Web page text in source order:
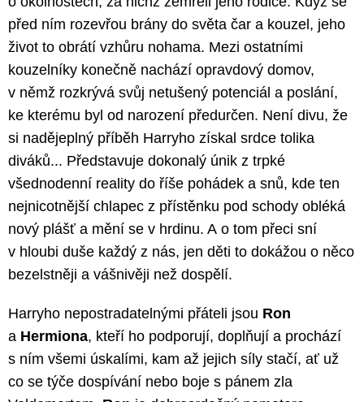
před ním rozevřou brány do světa čar a kouzel, jeho
život to obrátí vzhůru nohama. Mezi ostatními
kouzelníky konečně nachází opravdový domov,
v němž rozkrývá svůj netušený potenciál a poslání,
ke kterému byl od narození předurčen. Není divu, že
si nadějeplný příběh Harryho získal srdce tolika
diváků... Představuje dokonalý únik z trpké
všednodenní reality do říše pohádek a snů, kde ten
nejnicotnější chlapec z přístěnku pod schody obléká
nový plášť a mění se v hrdinu. A o tom přeci sní
v hloubi duše každý z nás, jen děti to dokážou o něco
bezelstněji a vášnivěji než dospělí.
Harryho nepostradatelnými přáteli jsou Ron
a Hermiona, kteří ho podporují, doplňují a prochází
s ním všemi úskalími, kam až jejich síly stačí, ať už
co se týče dospívání nebo boje s pánem zla